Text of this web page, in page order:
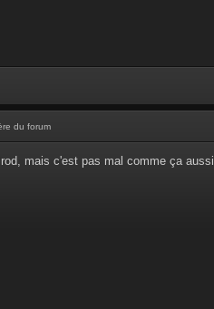
du forum
mais c'est pas mal comme ça aussi